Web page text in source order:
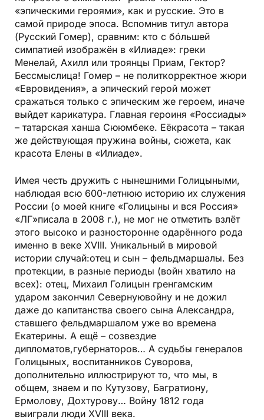
«эпическими героями», как и русские. Это в
самой природе эпоса. Вспомнив титул автора
(Русский Гомер), сравним: кто с бóльшей
симпатией изображён в «Илиаде»: греки
Менелай, Ахилл или троянцы Приам, Гектор?
Бессмыслица! Гомер – не политкорректное жюри
«Евровидения», а эпический герой может
сражаться только с эпическим же героем, иначе
выйдет карикатура. Главная героиня «Россиады»
– татарская ханша Сююмбеке. Еёкрасота – такая
же действующая пружина войны, сюжета, как
красота Елены в «Илиаде».
Имея честь дружить с нынешними Голицыными,
наблюдая всю 600-летнюю историю их служения
России (о моей книге «Голицыны и вся Россия»
«ЛГ»писала в 2008 г.), не мог не отметить взлёт
этого высоко и разносторонне одарённого рода
именно в веке XVIII. Уникальный в мировой
истории случай:отец и сын – фельдмаршалы. Без
протекции, в разные периоды (войн хватило на
всех): отец, Михаил Голицын гренгамским
ударом закончил Севернуювойну и не дожил
даже до капитанства своего сына Александра,
ставшего фельдмаршалом уже во времена
Екатерины. А ещё – созвездие
дипломатов,губернаторов… А судьбы генералов
Голицыных, воспитанников Суворова,
дополнительно иллюстрируют то, что мы, в
общем, знаем и по Кутузову, Багратиону,
Ермолову, Дохтурову… Войну 1812 года
выиграли люди XVIII века.